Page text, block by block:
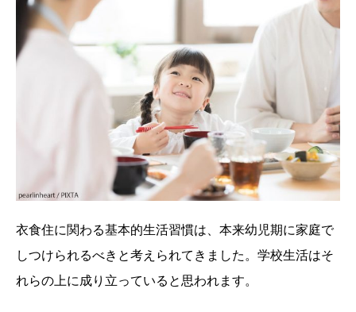
衣食住に関わる基本的生活習慣は、本来幼児期に家庭で
しつけられるべきと考えられてきました。学校生活はそ
れらの上に成り立っていると思われます。